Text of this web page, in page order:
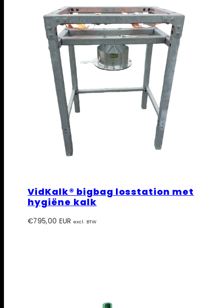
VidKalk® bigbag losstation met
hygiëne kalk
Prijs
€795,00 EUR excl. BTW